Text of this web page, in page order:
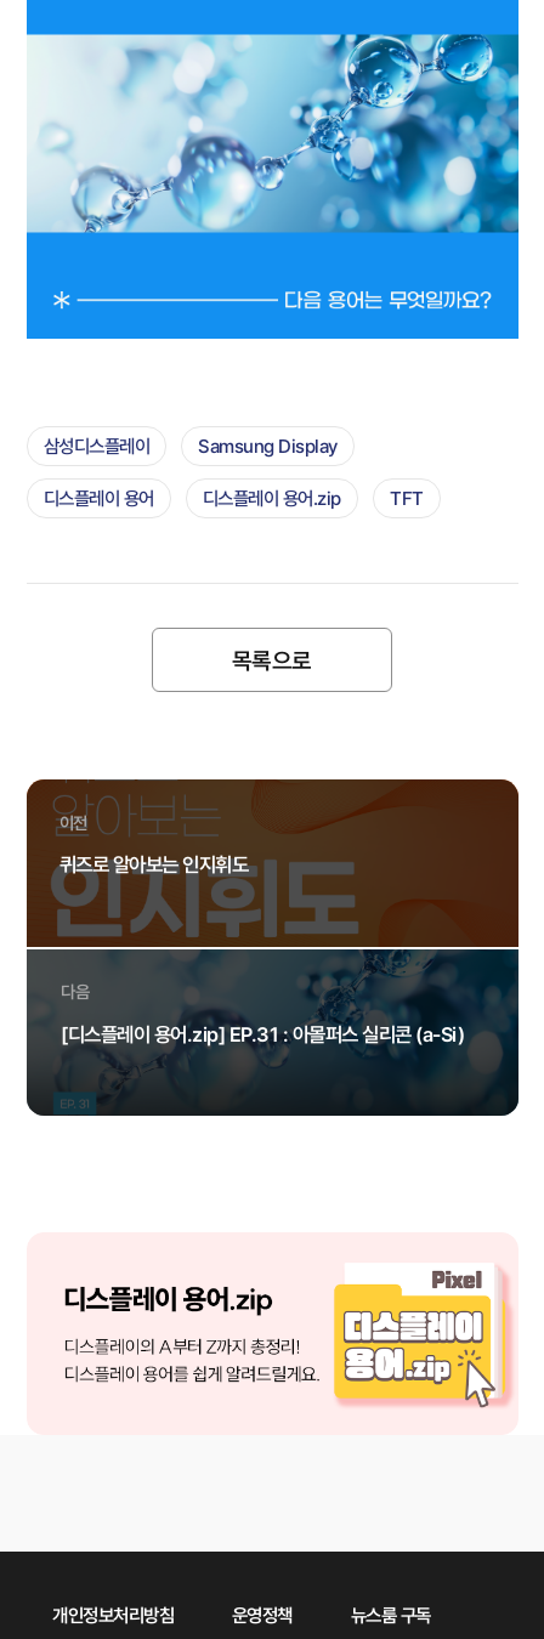
삼성디스플레이 Samsung Display
디스플레이 용어 디스플레이 용어.zip TFT
목록으로
이전
퀴즈로 알아보는 인지휘도
다음
[디스플레이 용어.zip] EP.31 : 아몰퍼스 실리콘 (a-Si)
개인정보처리방침 운영정책 뉴스룸 구독